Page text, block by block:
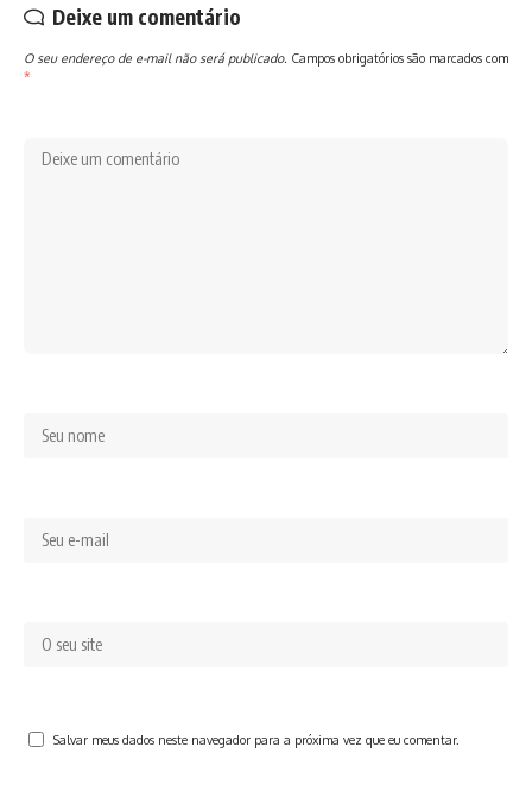
Deixe um comentário
O seu endereço de e-mail não será publicado. Campos obrigatórios são marcados com
*
Salvar meus dados neste navegador para a próxima vez que eu comentar.